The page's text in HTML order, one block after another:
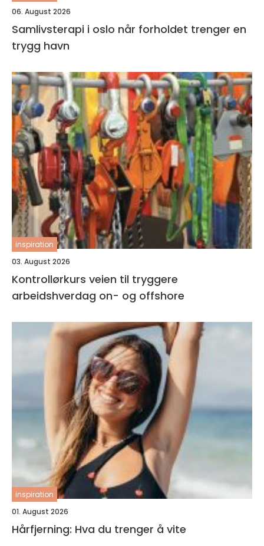
06. August 2026
Samlivsterapi i oslo når forholdet trenger en
trygg havn
inspiration
03. August 2026
Kontrollørkurs veien til tryggere
arbeidshverdag on- og offshore
inspiration
01. August 2026
Hårfjerning: Hva du trenger å vite